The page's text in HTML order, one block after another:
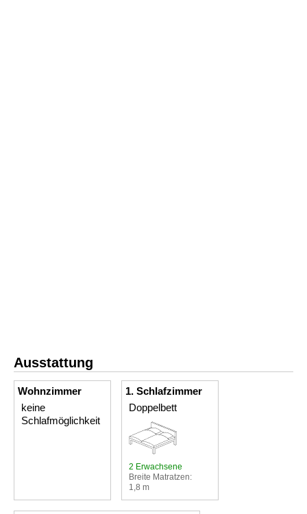
Ausstattung
Wohnzimmer
keine
Schlafmöglichkeit
1. Schlafzimmer
Doppelbett
2 Erwachsene
Breite Matratzen:
1,8 m